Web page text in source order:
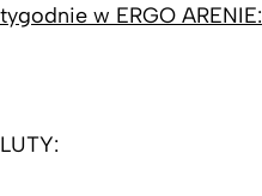
tygodnie w ERGO ARENIE:
LUTY: